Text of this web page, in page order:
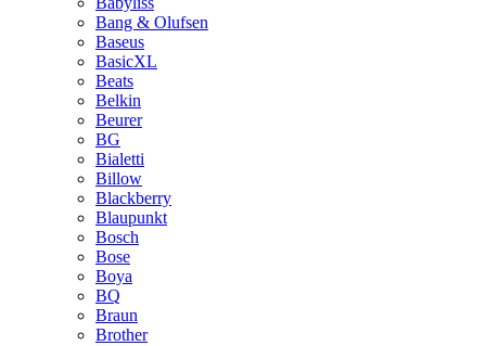
Bang & Olufsen
Baseus
BasicXL
Beats
Belkin
Beurer
BG
Bialetti
Billow
Blackberry
Blaupunkt
Bosch
Bose
Boya
BQ
Braun
Brother